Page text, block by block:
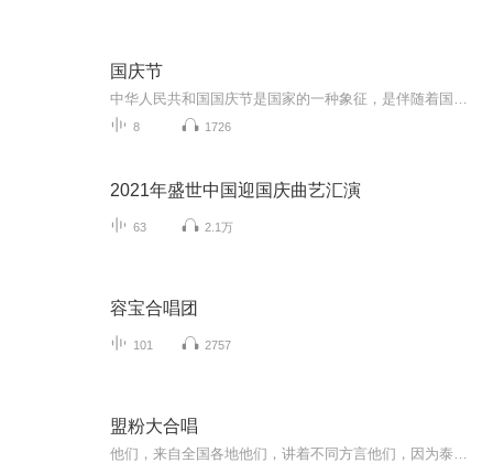
国庆节
8 1726
2021年盛世中国迎国庆曲艺汇演
63 2.1万
容宝合唱团
101 2757
盟粉大合唱